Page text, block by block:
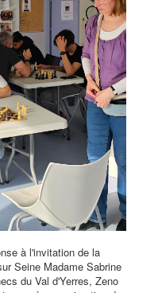
à l'invitation de la
Seine Madame Sabrine
du Val d'Yerres, Zeno